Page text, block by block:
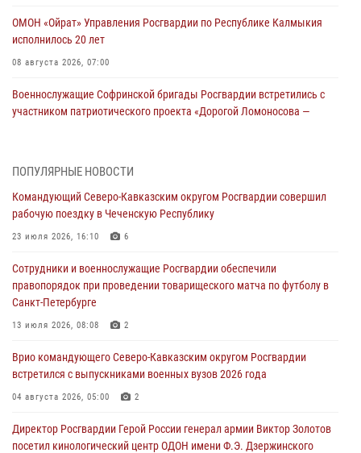
ОМОН «Ойрат» Управления Росгвардии по Республике Калмыкия
исполнилось 20 лет
08 августа 2026, 07:00
Военнослужащие Софринской бригады Росгвардии встретились с
участником патриотического проекта «Дорогой Ломоносова —
настольному теннису ко Дню физкультурника
08 августа 2026, 07:00
ограниченными возможностями здоровья (видео)
08 августа 2026, 06:32 1
Спецназ Росгвардии в Марий Эл почтил память товарища на
08 августа 2026, 06:15 9
День физкультурника в Уральском округе Росгвардии отметили
08 августа 2026, 06:03
ПОПУЛЯРНЫЕ НОВОСТИ
Командующий Северо-Кавказским округом Росгвардии совершил
рабочую поездку в Чеченскую Республику
23 июля 2026, 16:10 6
Сотрудники и военнослужащие Росгвардии обеспечили
правопорядок при проведении товарищеского матча по футболу в
Санкт-Петербурге
13 июля 2026, 08:08 2
Врио командующего Северо-Кавказским округом Росгвардии
встретился с выпускниками военных вузов 2026 года
04 августа 2026, 05:00 2
Директор Росгвардии Герой России генерал армии Виктор Золотов
посетил кинологический центр ОДОН имени Ф.Э. Дзержинского